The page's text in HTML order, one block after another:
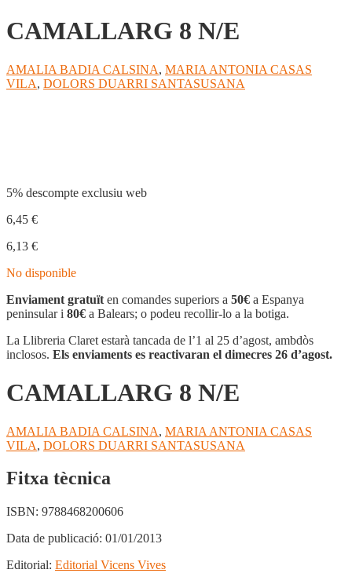
CAMALLARG 8 N/E
AMALIA BADIA CALSINA, MARIA ANTONIA CASAS
VILA, DOLORS DUARRI SANTASUSANA
5% descompte exclusiu web
6,45 €
6,13 €
No disponible
Enviament gratuït en comandes superiors a 50€ a Espanya
peninsular i 80€ a Balears; o podeu recollir-lo a la botiga.
La Llibreria Claret estarà tancada de l’1 al 25 d’agost, ambdòs
inclosos. Els enviaments es reactivaran el dimecres 26 d’agost.
CAMALLARG 8 N/E
AMALIA BADIA CALSINA, MARIA ANTONIA CASAS
VILA, DOLORS DUARRI SANTASUSANA
Fitxa tècnica
ISBN: 9788468200606
Data de publicació: 01/01/2013
Editorial: Editorial Vicens Vives